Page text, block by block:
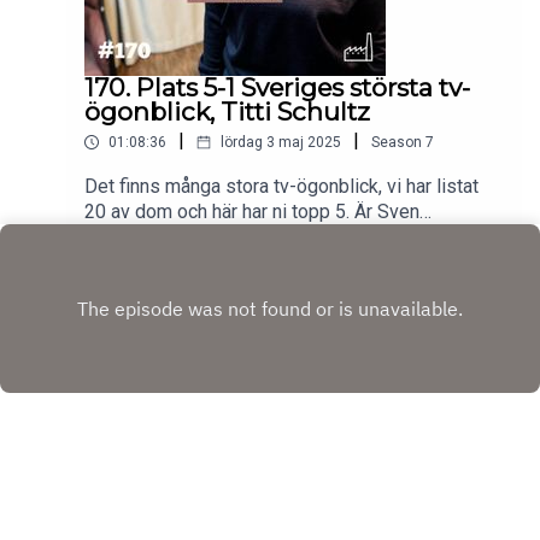
170. Plats 5-1 Sveriges största tv-
ögonblick, Titti Schultz
01:08:36 lördag 3 maj 2025 Season 7
Det finns många stora tv-ögonblick, vi har listat
20 av dom och här har ni topp 5. Är Sven
största radiostjärnor, hur bra koll har hon på TV
chokladpudding kom också upp.